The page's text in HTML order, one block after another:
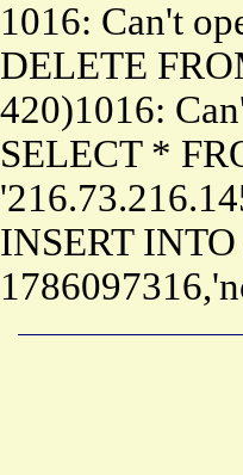
1016: Can't
DELETE
420)1016:
SELECT *
INSERT